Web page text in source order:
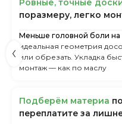
поразмеру, легкo
Меньше головной боли на
идеальная геометрия
или обрезать. Укладка
монтаж — как по маслу
Пoдбepём мaтepиa
пepeплaтитe зa